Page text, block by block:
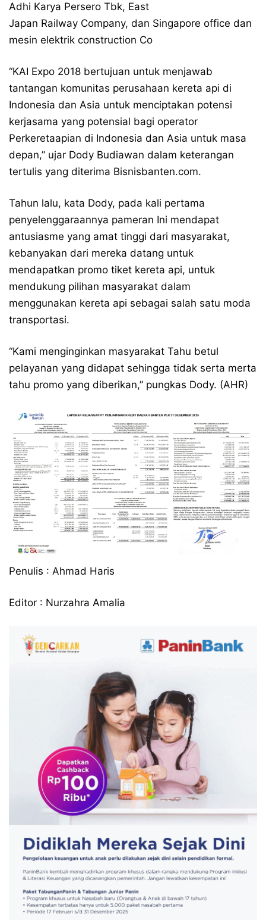
Adhi Karya Persero Tbk, East
Japan Railway Company, dan Singapore office dan
mesin elektrik construction Co
“KAI Expo 2018 bertujuan untuk menjawab
tantangan komunitas perusahaan kereta api di
Indonesia dan Asia untuk menciptakan potensi
kerjasama yang potensial bagi operator
Perkeretaapian di Indonesia dan Asia untuk masa
depan,” ujar Dody Budiawan dalam keterangan
tertulis yang diterima Bisnisbanten.com.
Tahun lalu, kata Dody, pada kali pertama
penyelenggaraannya pameran Ini mendapat
antusiasme yang amat tinggi dari masyarakat,
kebanyakan dari mereka datang untuk
mendapatkan promo tiket kereta api, untuk
mendukung pilihan masyarakat dalam
menggunakan kereta api sebagai salah satu moda
transportasi.
“Kami menginginkan masyarakat Tahu betul
pelayanan yang didapat sehingga tidak serta merta
tahu promo yang diberikan,” pungkas Dody. (AHR)
Penulis : Ahmad Haris
Editor : Nurzahra Amalia